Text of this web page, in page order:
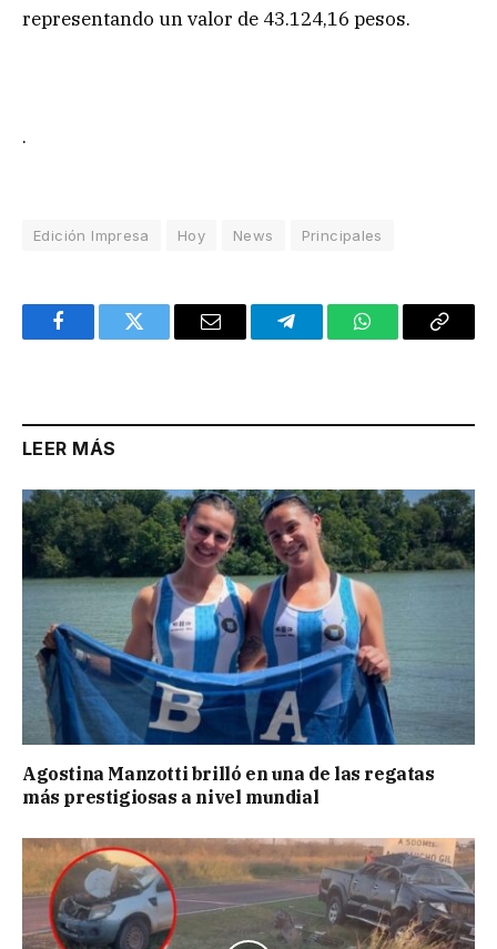
representando un valor de 43.124,16 pesos.
.
Edición Impresa Hoy News Principales
FacebookTwitter Email TelegramWhatsAppCopy
LEER MÁS
Agostina Manzotti brilló en una de las regatas
más prestigiosas a nivel mundial